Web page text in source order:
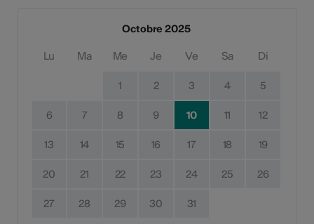
Octobre 2025
Lu Ma Me Je Ve Sa Di
1 2 3 4 5
6 7 8 9 10 11 12
13 14 15 16 17 18 19
20 21 22 23 24 25 26
27 28 29 30 31